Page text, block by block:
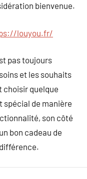
bienvenue.
louyou.fr/
pas toujours
et les souhaits
choisir quelque
spécial de manière
son côté
bon cadeau de